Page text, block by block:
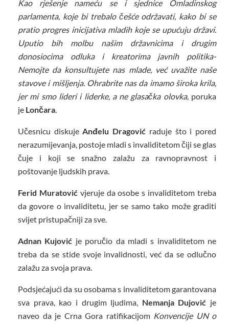
Kao rješenje nameću se i sjednice Omladinskog
parlamenta, koje bi trebalo češće održavati, kako bi se
pratio progres inicijativa mladih koje se upućuju državi.
Uputio bih molbu našim državnicima i drugim
donosiocima odluka i kreatorima javnih politika-
Nemojte da konsultujete nas mlade, već uvažite naše
stavove i mišljenja. Ohrabrite nas da imamo široka krila,
jer mi smo lideri i liderke, a ne glasačka olovka, poruka
je Lončara.
Učesnicu diskujeAnđelu Dragović raduje što i pored
nerazumijevanja, postoje mladi s invaliditetom čiji se glas
čuje i koji se snažno zalažu za ravnopravnost i
poštovanje ljudskih prava.
Ferid Muratovićvjeruje da osobe s invaliditetom treba
da govore o invaliditetu, jer se samo tako može graditi
svijet pristupačniji za sve.
Adnan Kujović je poručio da mladi s invaliditetom ne
treba da se stide svoje invalidnosti, već da se odlučno
zalažu za svoja prava.
Podsjećajući da su osobama s invaliditetom garantovana
sva prava, kao i drugim ljudima, Nemanja Dujović je
naveo da je Crna Gora ratifikacijom Konvencije UN o